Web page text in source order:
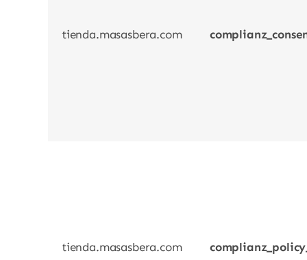
tienda.masasbera.com
tienda.masasbera.com